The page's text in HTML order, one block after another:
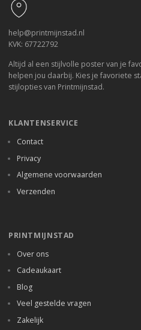
help@printmijnstad.nl
KVK: 67722792
Altijd al een stijlvolle poster van je
helpen jou daarbij. Kies je favoriete
stijlopties van Printmijnstad.
KLANTENSERVICE
Contact
Privacy
Algemene voorwaarden
Verzenden
PRINTMIJNSTAD
Over ons
Cadeaukaart
Blog
Veel gestelde vragen
Zakelijk